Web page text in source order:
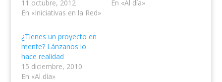
11 octubre, 2012
En «Iniciativas en la Red»
En «Al día»
¿Tienes un proyecto en
mente? Lánzanos lo
hace realidad
15 diciembre, 2010
En «Al día»